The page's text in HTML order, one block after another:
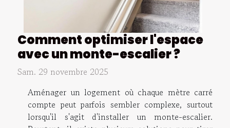
Comment optimiser l'espace
avec un monte-escalier ?
Sam. 29 novembre 2025
Aménager un logement où chaque mètre carré
compte peut parfois sembler complexe, surtout
lorsqu'il s'agit d'installer un monte-escalier.